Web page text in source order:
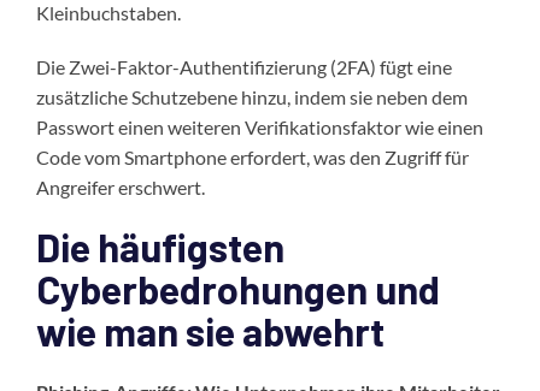
Kleinbuchstaben.
Die Zwei-Faktor-Authentifizierung (2FA) fügt eine
zusätzliche Schutzebene hinzu, indem sie neben dem
Passwort einen weiteren Verifikationsfaktor wie einen
Code vom Smartphone erfordert, was den Zugriff für
Angreifer erschwert.
Die häufigsten
Cyberbedrohungen und
wie man sie abwehrt